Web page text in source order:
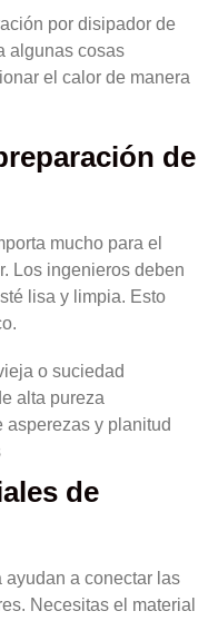
por disipador de
algunas cosas
el calor de manera
de
mucho para el
Los ingenieros deben
lisa y limpia. Esto
o suciedad
alta pureza
asperezas y planitud
de
ayudan a conectar las
Necesitas el material